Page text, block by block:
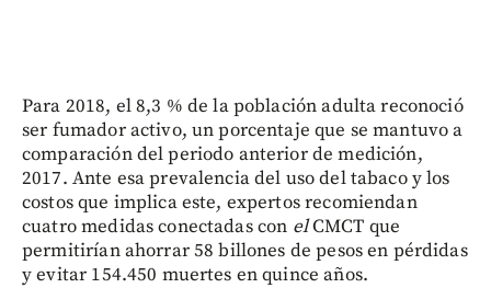
Para 2018, el 8,3 % de la población adulta reconoció
ser fumador activo, un porcentaje que se mantuvo a
comparación del periodo anterior de medición,
2017. Ante esa prevalencia del uso del tabaco y los
costos que implica este, expertos recomiendan
cuatro medidas conectadas con elCMCT que
permitirían ahorrar 58 billones de pesos en pérdidas
y evitar 154.450 muertes en quince años.